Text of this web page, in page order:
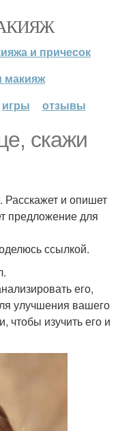
и причесок
макияж
игры отзывы
скажи
Расскажет и опишет
предложение для
ссылкой.
его,
улучшения вашего
чтобы изучить его и